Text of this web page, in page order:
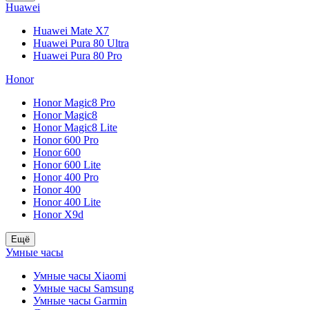
Huawei
Huawei Mate X7
Huawei Pura 80 Ultra
Huawei Pura 80 Pro
Honor
Honor Magic8 Pro
Honor Magic8
Honor Magic8 Lite
Honor 600 Pro
Honor 600
Honor 600 Lite
Honor 400 Pro
Honor 400
Honor 400 Lite
Honor X9d
Ещё
Умные часы
Умные часы Xiaomi
Умные часы Samsung
Умные часы Garmin